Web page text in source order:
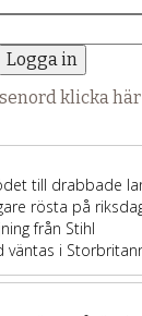
klicka